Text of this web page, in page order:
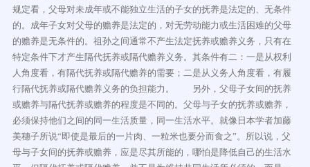
规定看，父母对未成年或不能独立生活的子女的抚养是法定的、无条件
的。成年子女对父母的赡养是法定的，对无劳动能力或生活困难的父母
的赡养是无条件的。祖孙之间通常不产生法定抚养或赡养义务，只有在
特定条件下才产生隔代抚养或隔代赡养义务。其条件有二：一是从权利
人角度看，有隔代抚养或隔代赡养的需要；二是从义务人角度看，有履
行隔代抚养或隔代赡养义务的负担能力。 另外，父母子女间的抚养
或赡养与隔代抚养或赡养的程度是不同的。父母与子女的抚养或赡养，
必须保持他们之间的同一生活质量，同一生活水平。就像日本学者加藤
美穗子所说“即使是最后的一片肉、一粒米也要分而食之”。所以说，父
母与子女间的抚养或赡养，应是尽其所能的，哪怕是降低自己的生活水